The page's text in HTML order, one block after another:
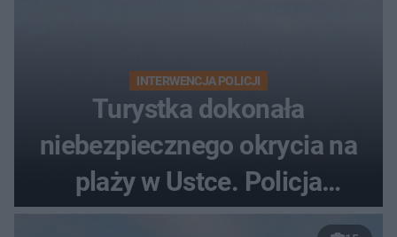
INTERWENCJA POLICJI
Turystka dokonała
niebezpiecznego okrycia na
plaży w Ustce. Policja
musiała zamknąć odcinek